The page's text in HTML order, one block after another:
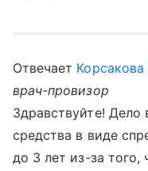
Отвечает Корсакова
врач-провизор
Здравствуйте! Дело
средства в виде
до 3 лет из-за того,